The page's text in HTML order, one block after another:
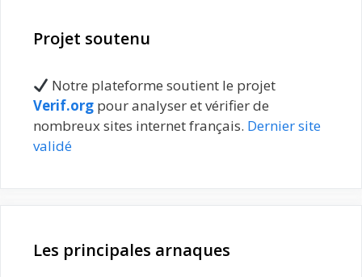
Projet soutenu
Notre plateforme soutient le projet
Verif.org pour analyser et vérifier de
nombreux sites internet français. Dernier site
validé
Les principales arnaques